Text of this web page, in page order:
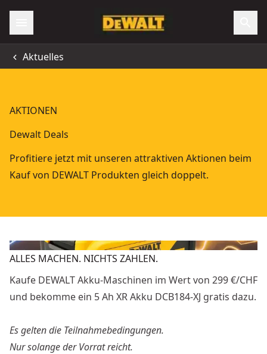
Aktuelles
AKTIONEN
Dewalt Deals
Profitiere jetzt mit unseren attraktiven Aktionen beim
Kauf von DEWALT Produkten gleich doppelt.
ALLES MACHEN. NICHTS ZAHLEN.
Kaufe DEWALT Akku-Maschinen im Wert von 299 €/CHF
und bekomme ein 5 Ah XR Akku DCB184-XJ gratis dazu.
Es gelten die Teilnahmebedingungen.
Nur solange der Vorrat reicht.